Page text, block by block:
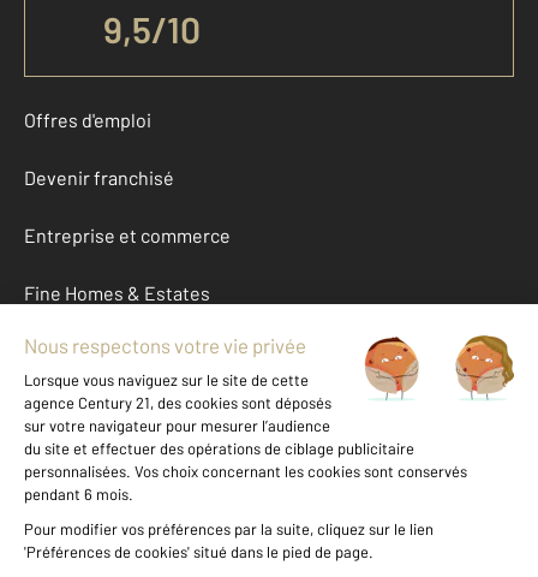
9,5/10
Offres d'emploi
Devenir franchisé
Entreprise et commerce
Fine Homes & Estates
À propos
International
Nous contacter